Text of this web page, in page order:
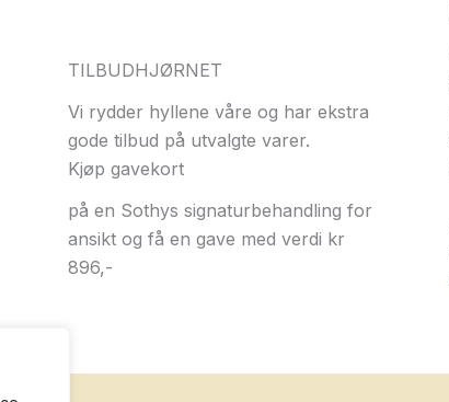
TILBUDHJØRNET
Vi rydder hyllene våre og har ekstra
gode tilbud på utvalgte varer.
Kjøp gavekort
på en Sothys signaturbehandling for
ansikt og få en gave med verdi kr
896,-